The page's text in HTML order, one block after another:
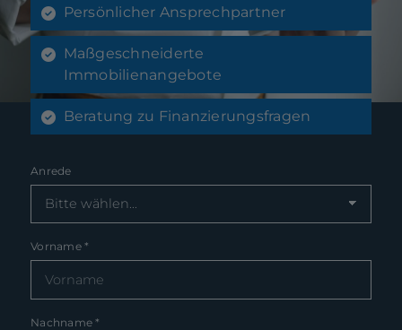
Persönlicher Ansprechpartner
Maßgeschneiderte
Immobilienangebote
Beratung zu Finanzierungsfragen
Anrede
Vorname*
Nachname*